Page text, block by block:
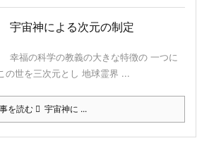
宇宙神による次元の制定
幸福の科学の教義の大きな特徴の 一つに
の世を三次元とし 地球霊界 ...
を読む 宇宙神に ...